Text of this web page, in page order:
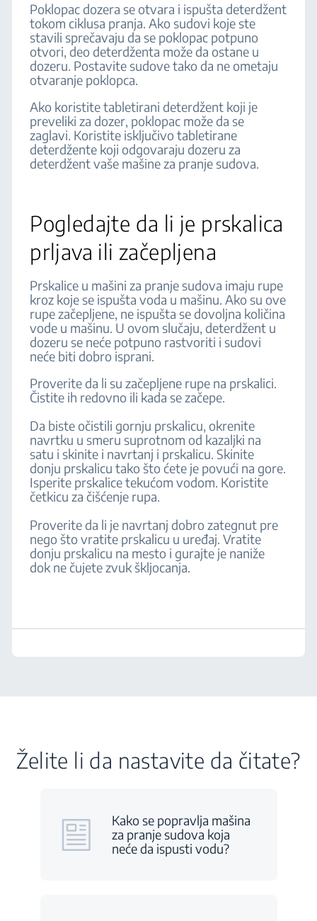
Poklopac dozera se otvara i ispušta deterdžent
tokom ciklusa pranja. Ako sudovi koje ste
stavili sprečavaju da se poklopac potpuno
otvori, deo deterdženta može da ostane u
dozeru. Postavite sudove tako da ne ometaju
otvaranje poklopca.
Ako koristite tabletirani deterdžent koji je
preveliki za dozer, poklopac može da se
zaglavi. Koristite isključivo tabletirane
deterdžente koji odgovaraju dozeru za
deterdžent vaše mašine za pranje sudova.
Pogledajte da li je prskalica
prljava ili začepljena
Prskalice u mašini za pranje sudova imaju rupe
kroz koje se ispušta voda u mašinu. Ako su ove
rupe začepljene, ne ispušta se dovoljna količina
vode u mašinu. U ovom slučaju, deterdžent u
dozeru se neće potpuno rastvoriti i sudovi
neće biti dobro isprani.
Proverite da li su začepljene rupe na prskalici.
Čistite ih redovno ili kada se začepe.
Da biste očistili gornju prskalicu, okrenite
navrtku u smeru suprotnom od kazaljki na
satu i skinite i navrtanj i prskalicu. Skinite
donju prskalicu tako što ćete je povući na gore.
Isperite prskalice tekućom vodom. Koristite
četkicu za čišćenje rupa.
Proverite da li je navrtanj dobro zategnut pre
nego što vratite prskalicu u uređaj. Vratite
donju prskalicu na mesto i gurajte je naniže
dok ne čujete zvuk škljocanja.
Želite li da nastavite da čitate?
Kako se popravlja mašina
za pranje sudova koja
neće da ispusti vodu?